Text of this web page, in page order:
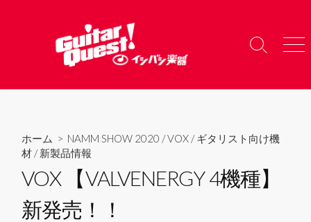
へ
検
り
メ
ー
ホーム > NAMM SHOW 2020 /VOX /ギタリスト向け機
材 /新製品情報
VOX 【VALVENERGY 4機種】
新発売！！